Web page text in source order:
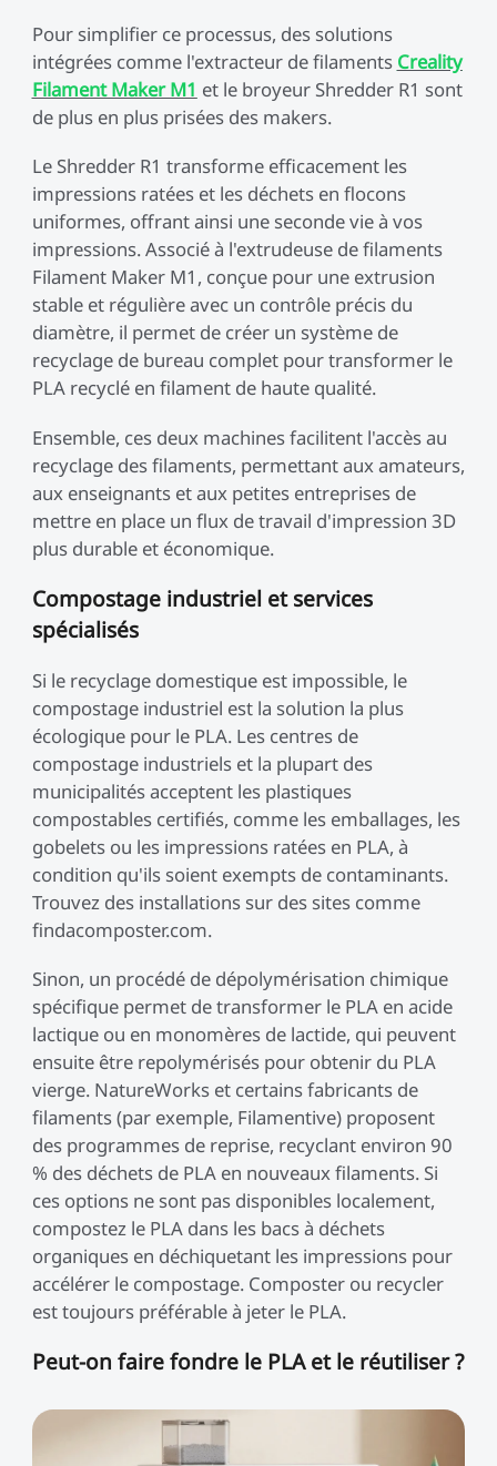
Pour simplifier ce processus, des solutions
intégrées comme l'extracteur de filaments Creality
Filament Maker M1 et le broyeur Shredder R1 sont
de plus en plus prisées des makers.
Le Shredder R1 transforme efficacement les
impressions ratées et les déchets en flocons
uniformes, offrant ainsi une seconde vie à vos
impressions. Associé à l'extrudeuse de filaments
Filament Maker M1, conçue pour une extrusion
stable et régulière avec un contrôle précis du
diamètre, il permet de créer un système de
recyclage de bureau complet pour transformer le
PLA recyclé en filament de haute qualité.
Ensemble, ces deux machines facilitent l'accès au
recyclage des filaments, permettant aux amateurs,
aux enseignants et aux petites entreprises de
mettre en place un flux de travail d'impression 3D
plus durable et économique.
Compostage industriel et services
spécialisés
Si le recyclage domestique est impossible, le
compostage industriel est la solution la plus
écologique pour le PLA. Les centres de
compostage industriels et la plupart des
municipalités acceptent les plastiques
compostables certifiés, comme les emballages, les
gobelets ou les impressions ratées en PLA, à
condition qu'ils soient exempts de contaminants.
Trouvez des installations sur des sites comme
findacomposter.com.
Sinon, un procédé de dépolymérisation chimique
spécifique permet de transformer le PLA en acide
lactique ou en monomères de lactide, qui peuvent
ensuite être repolymérisés pour obtenir du PLA
vierge. NatureWorks et certains fabricants de
filaments (par exemple, Filamentive) proposent
des programmes de reprise, recyclant environ 90
% des déchets de PLA en nouveaux filaments. Si
ces options ne sont pas disponibles localement,
compostez le PLA dans les bacs à déchets
organiques en déchiquetant les impressions pour
accélérer le compostage. Composter ou recycler
est toujours préférable à jeter le PLA.
Peut-on faire fondre le PLA et le réutiliser ?